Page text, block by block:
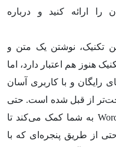
را ارائه کنید و درباره
تکنیک، نوشتن یک متن و
هنوز هم اعتبار دارد، اما
رایگان و با کاربری آسان
از قبل شده است. حتی
ویراستار رایگان و خودکار برنامه‌ی Word‌ به شما کمک می‌کند تا
از طریق پنجره‌ای که با